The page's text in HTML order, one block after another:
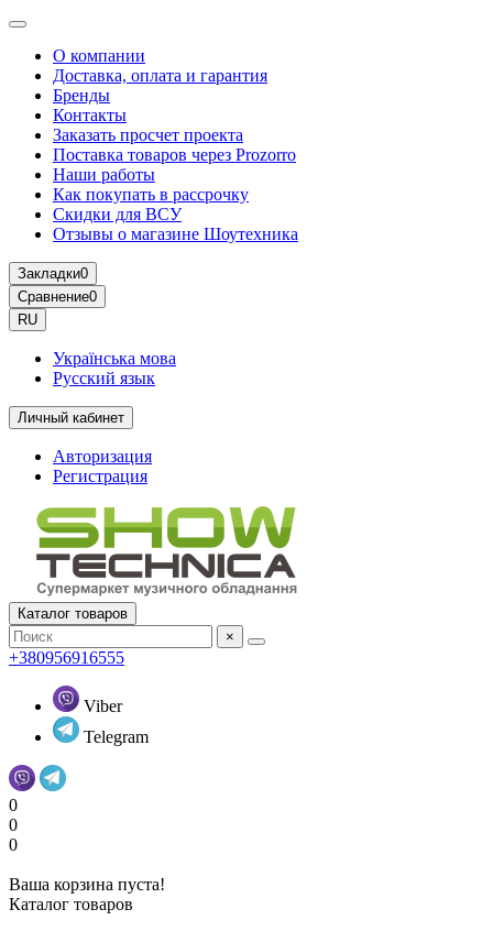
О компании
Доставка, оплата и гарантия
Бренды
Контакты
Заказать просчет проекта
Поставка товаров через Prozorro
Наши работы
Как покупать в рассрочку
Скидки для ВСУ
Отзывы о магазине Шоутехника
Закладки0
Сравнение0
RU
Українська мова
Русский язык
Личный кабинет
Авторизация
Регистрация
Каталог товаров
×
+380956916555
Viber
Telegram
0
0
0
Ваша корзина пуста!
Каталог товаров